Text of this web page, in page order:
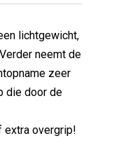
lichtgewicht,
neemt de
zeer
die door de
extra overgrip!